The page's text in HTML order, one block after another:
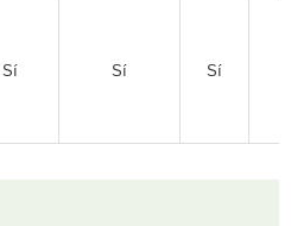
Sí Sí Sí